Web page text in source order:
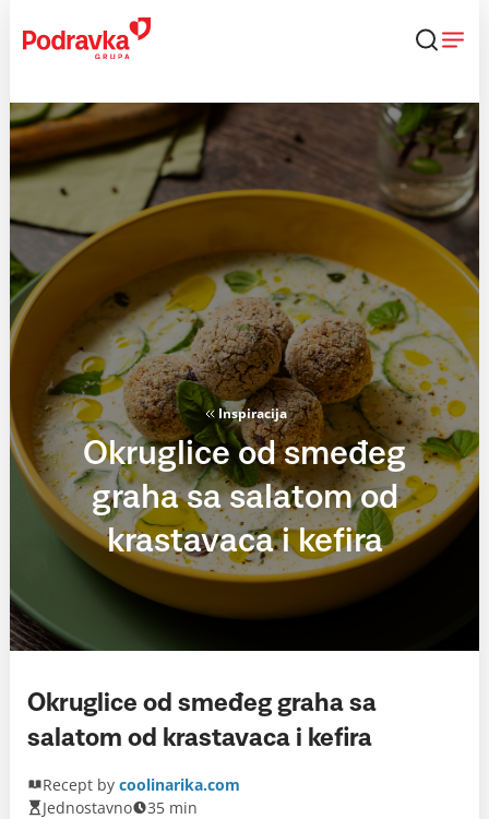
content
Inspiracija
Okruglice od smeđeg
graha sa salatom od
krastavaca i kefira
Okruglice od smeđeg graha sa
salatom od krastavaca i kefira
Recept by coolinarika.com
Jednostavno
35 min